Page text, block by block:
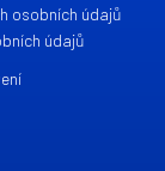
osobních údajů
údajů